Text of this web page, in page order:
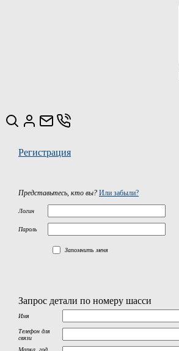
Регистрация
Представьтесь, кто вы? Или забыли?
Логин
Пароль
Запомнить меня
Запрос детали по номеру шасси
Имя
Телефон для
связи
Марка, год